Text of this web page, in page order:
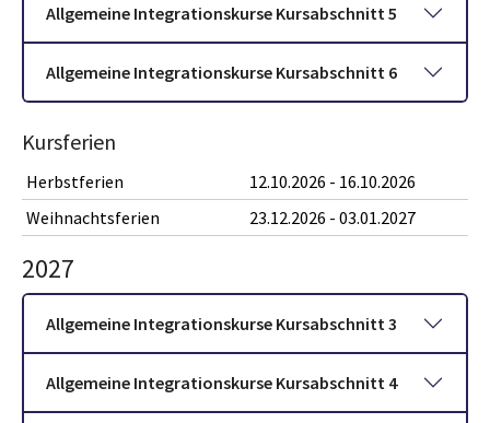
Allgemeine Integrationskurse Kursabschnitt 5
Allgemeine Integrationskurse Kursabschnitt 6
Kursferien
Herbstferien
12.10.2026 - 16.10.2026
Weihnachtsferien
23.12.2026 - 03.01.2027
2027
Allgemeine Integrationskurse Kursabschnitt 3
Allgemeine Integrationskurse Kursabschnitt 4